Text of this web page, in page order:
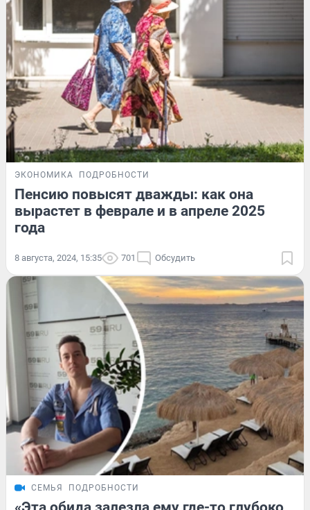
ЭКОНОМИКА ПОДРОБНОСТИ
Пенсию повысят дважды: как она
вырастет в феврале и в апреле 2025
года
8 августа, 2024, 15:35 701 Обсудить
СЕМЬЯ ПОДРОБНОСТИ